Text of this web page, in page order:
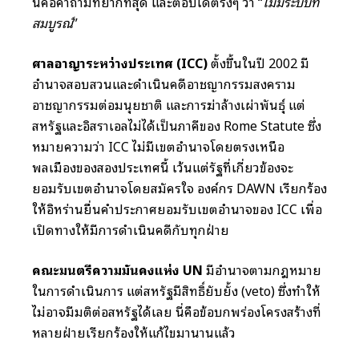
สมบูรณ์”
ศาลอาญาระหว่างประเทศ (ICC)ตั้งขึ้นในปี 2002 มี
อำนาจสอบสวนและดำเนินคดีอาชญากรรมสงคราม
อาชญากรรมต่อมนุษยชาติ และการฆ่าล้างเผ่าพันธุ์ แต่
สหรัฐและอิสราเอลไม่ได้เป็นภาคีของ Rome Statute ซึ่ง
หมายความว่า ICC ไม่มีเขตอำนาจโดยตรงเหนือ
พลเมืองของสองประเทศนี้ เว้นแต่รัฐที่เกี่ยวข้องจะ
ยอมรับเขตอำนาจโดยสมัครใจ องค์กร DAWN เรียกร้อง
ให้อิหร่านยื่นคำประกาศยอมรับเขตอำนาจของ ICC เพื่อ
เปิดทางให้มีการดำเนินคดีกับทุกฝ่าย
คณะมนตรีความมั่นคงแห่ง UNมีอำนาจตามกฎหมาย
ในการดำเนินการ แต่สหรัฐมีสิทธิ์ยับยั้ง (veto) ซึ่งทำให้
ไม่อาจมีมติต่อสหรัฐได้เลย นี่คือข้อบกพร่องโครงสร้างที่
หลายฝ่ายเรียกร้องให้แก้ไขมานานแล้ว